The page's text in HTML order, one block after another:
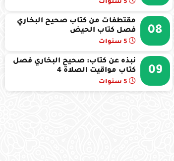
08
مقتطفات من كتاب صحيح البخاري
فصل كتاب الحيض
09
نبذه عن كتاب: صحيح البخاري فصل
كتاب مواقيت الصلاة 4